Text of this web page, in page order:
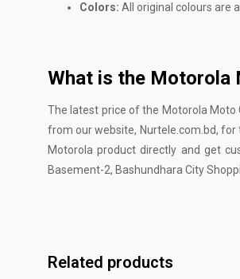
Colors: All original colours are
What is the Motorola
The latest price of the Motorola Moto
from our website, Nurtele.com.bd, for
Motorola product directly and get
Basement-2, Bashundhara City
Related products